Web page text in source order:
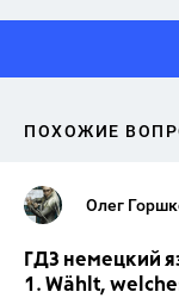
ПОХОЖИЕ
Олег
ГДЗ немецкий
1. Wählt,